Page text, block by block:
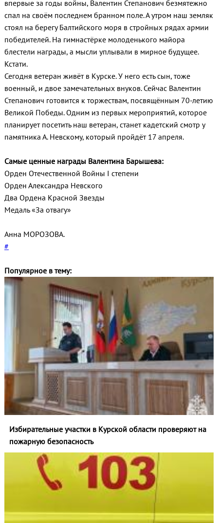
впервые за годы войны, Валентин Степанович безмятежно
спал на своём последнем бранном поле. А утром наш земляк
стоял на берегу Балтийского моря в стройных рядах армии
победителей. На гимнастёрке молоденького майора
блестели награды, а мысли уплывали в мирное будущее.
Кстати.
Сегодня ветеран живёт в Курске. У него есть сын, тоже
военный, и двое замечательных внуков. Сейчас Валентин
Степанович готовится к торжествам, посвящённым 70-летию
Великой Победы. Одним из первых мероприятий, которое
планирует посетить наш ветеран, станет кадетский смотр у
памятника А. Невскому, который пройдёт 17 апреля.
Самые ценные награды Валентина Барышева:
Орден Отечественной Войны I степени
Орден Александра Невского
Два Ордена Красной Звезды
Медаль «За отвагу»
Анна МОРОЗОВА.
#
Популярное в тему:
Избирательные участки в Курской области проверяют на
пожарную безопасность